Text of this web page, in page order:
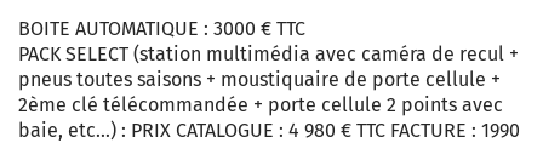
BOITE AUTOMATIQUE : 3000 € TTC
PACK SELECT (station multimédia avec caméra de recul +
pneus toutes saisons + moustiquaire de porte cellule +
2ème clé télécommandée + porte cellule 2 points avec
baie, etc...) : PRIX CATALOGUE : 4 980 € TTC FACTURE : 1990